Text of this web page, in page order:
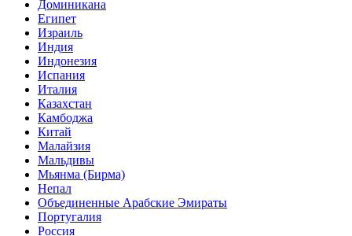
Доминикана
Египет
Израиль
Индия
Индонезия
Испания
Италия
Казахстан
Камбоджа
Китай
Малайзия
Мальдивы
Мьянма (Бирма)
Непал
Объединенные Арабские Эмираты
Португалия
Россия